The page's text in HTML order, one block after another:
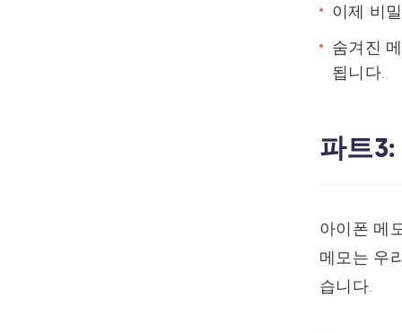
이제 비
숨겨진
됩니다.
파트
아이폰 메
메모는 우
습니다.